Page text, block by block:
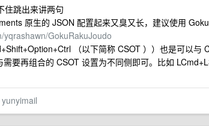
住跳出来讲两句
原生的 JSON 配置起来又臭又长，建议使用
yqrashawn/GokuRakuJoudo
（以下简称 CSOT ））也是可以与
需要再组合的 CSOT 设置为不同侧即可。比如